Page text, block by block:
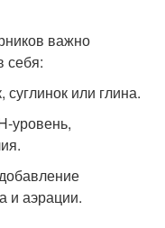
важно
себя:
или глина.
уровень,
и аэрации.